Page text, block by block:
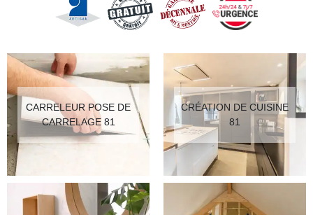
CARRELEUR POSE DE
CARRELAGE 81
CRÉATION DE CUISINE
81